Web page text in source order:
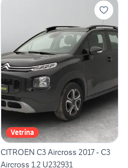
Vetrina
CITROEN C3 Aircross 2017 - C3
Aircross 1.2 U232931